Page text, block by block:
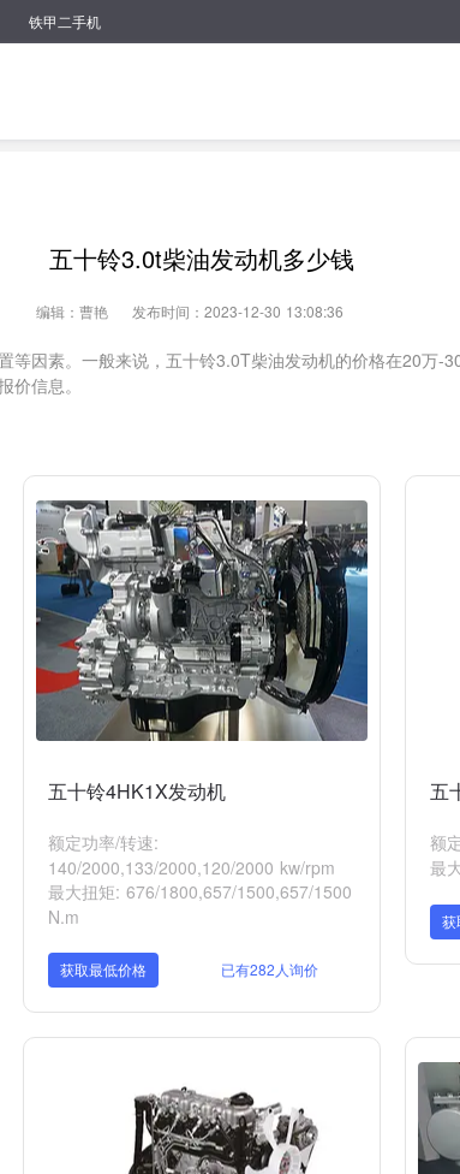
铁甲二手机
五十铃3.0t柴油发动机多少钱
编辑：曹艳 发布时间：2023-12-30 13:08:36
等因素。一般来说，五十铃3.0T柴油发动机的价格在20万-
信息。
五十铃4HK1X发动机
额定功率/转速:
140/2000,133/2000,120/2000 kw/rpm
最大扭矩: 676/1800,657/1500,657/1500
N.m
获取最低价格 已有282人询价
五
额
最
获